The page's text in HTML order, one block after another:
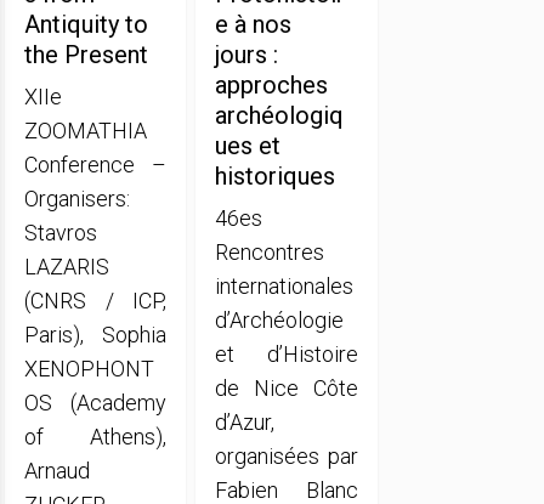
Antiquity to
the Present
XIIe
ZOOMATHIA
Conference –
Organisers:
Stavros
LAZARIS
(CNRS / ICP,
Paris), Sophia
XENOPHONT
OS (Academy
of Athens),
Arnaud
e à nos
jours :
approches
archéologiq
ues et
historiques
46es
Rencontres
internationales
d’Archéologie
et d’Histoire
de Nice Côte
d’Azur,
organisées par
Fabien Blanc